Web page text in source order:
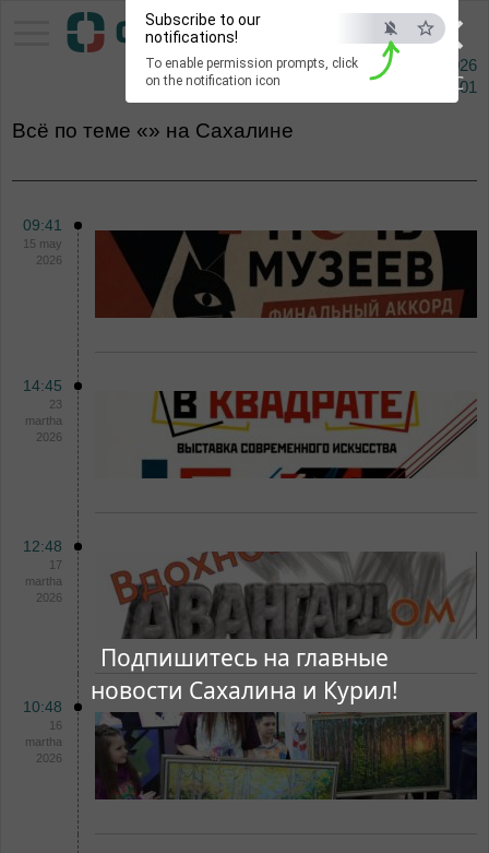
×
ESC
Подпишитесь на главные
новости Сахалина и Курил!
Subscribe to our
notifications!
To enable permission prompts, click
on the notification icon
Pacific Information Agency
8 augusta 2026
22:01
Всё по теме «» на Сахалине
09:41
15 may
2026
14:45
23
martha
2026
12:48
17
martha
2026
10:48
16
martha
2026